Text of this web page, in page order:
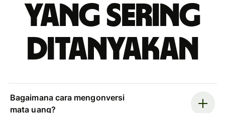
yang sering
ditanyakan
Bagaimana cara mengonversi
mata uang?